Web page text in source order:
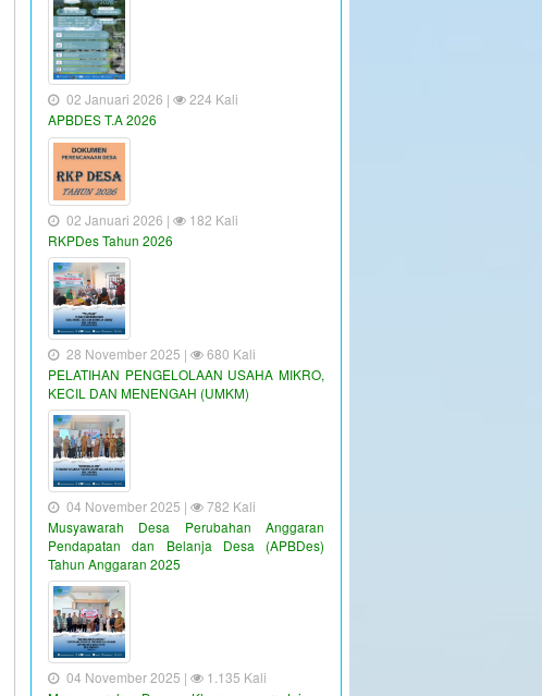
02 Januari 2026 |
224 Kali
APBDES T.A 2026
02 Januari 2026 |
182 Kali
RKPDes Tahun 2026
28 November 2025 |
680 Kali
PELATIHAN PENGELOLAAN USAHA MIKRO,
KECIL DAN MENENGAH (UMKM)
04 November 2025 |
782 Kali
Musyawarah Desa Perubahan Anggaran
Pendapatan dan Belanja Desa (APBDes)
Tahun Anggaran 2025
04 November 2025 |
1.135 Kali